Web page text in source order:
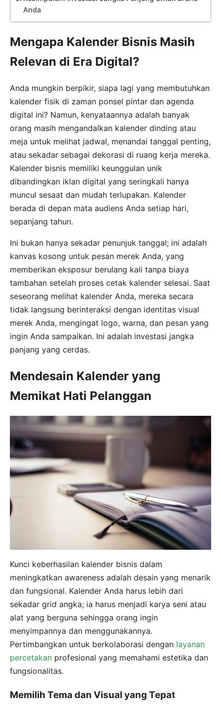
Anda
Mengapa Kalender Bisnis Masih
Relevan di Era Digital?
Anda mungkin berpikir, siapa lagi yang membutuhkan
kalender fisik di zaman ponsel pintar dan agenda
digital ini? Namun, kenyataannya adalah banyak
orang masih mengandalkan kalender dinding atau
meja untuk melihat jadwal, menandai tanggal penting,
atau sekadar sebagai dekorasi di ruang kerja mereka.
Kalender bisnis memiliki keunggulan unik
dibandingkan iklan digital yang seringkali hanya
muncul sesaat dan mudah terlupakan. Kalender
berada di depan mata audiens Anda setiap hari,
sepanjang tahun.
Ini bukan hanya sekadar penunjuk tanggal; ini adalah
kanvas kosong untuk pesan merek Anda, yang
memberikan eksposur berulang kali tanpa biaya
tambahan setelah proses cetak kalender selesai. Saat
seseorang melihat kalender Anda, mereka secara
tidak langsung berinteraksi dengan identitas visual
merek Anda, mengingat logo, warna, dan pesan yang
ingin Anda sampaikan. Ini adalah investasi jangka
panjang yang cerdas.
Mendesain Kalender yang
Memikat Hati Pelanggan
Kunci keberhasilan kalender bisnis dalam
meningkatkan awareness adalah desain yang menarik
dan fungsional. Kalender Anda harus lebih dari
sekadar grid angka; ia harus menjadi karya seni atau
alat yang berguna sehingga orang ingin
menyimpannya dan menggunakannya.
Pertimbangkan untuk berkolaborasi dengan layanan
percetakan profesional yang memahami estetika dan
fungsionalitas.
Memilih Tema dan Visual yang Tepat